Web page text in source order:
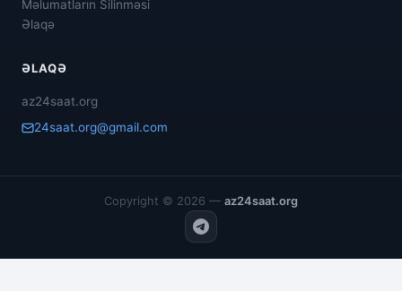
Məlumatların Silinməsi
Əlaqə
ƏLAQƏ
az24saat.org
24saat.org@gmail.com
Copyright © 2026 — az24saat.org